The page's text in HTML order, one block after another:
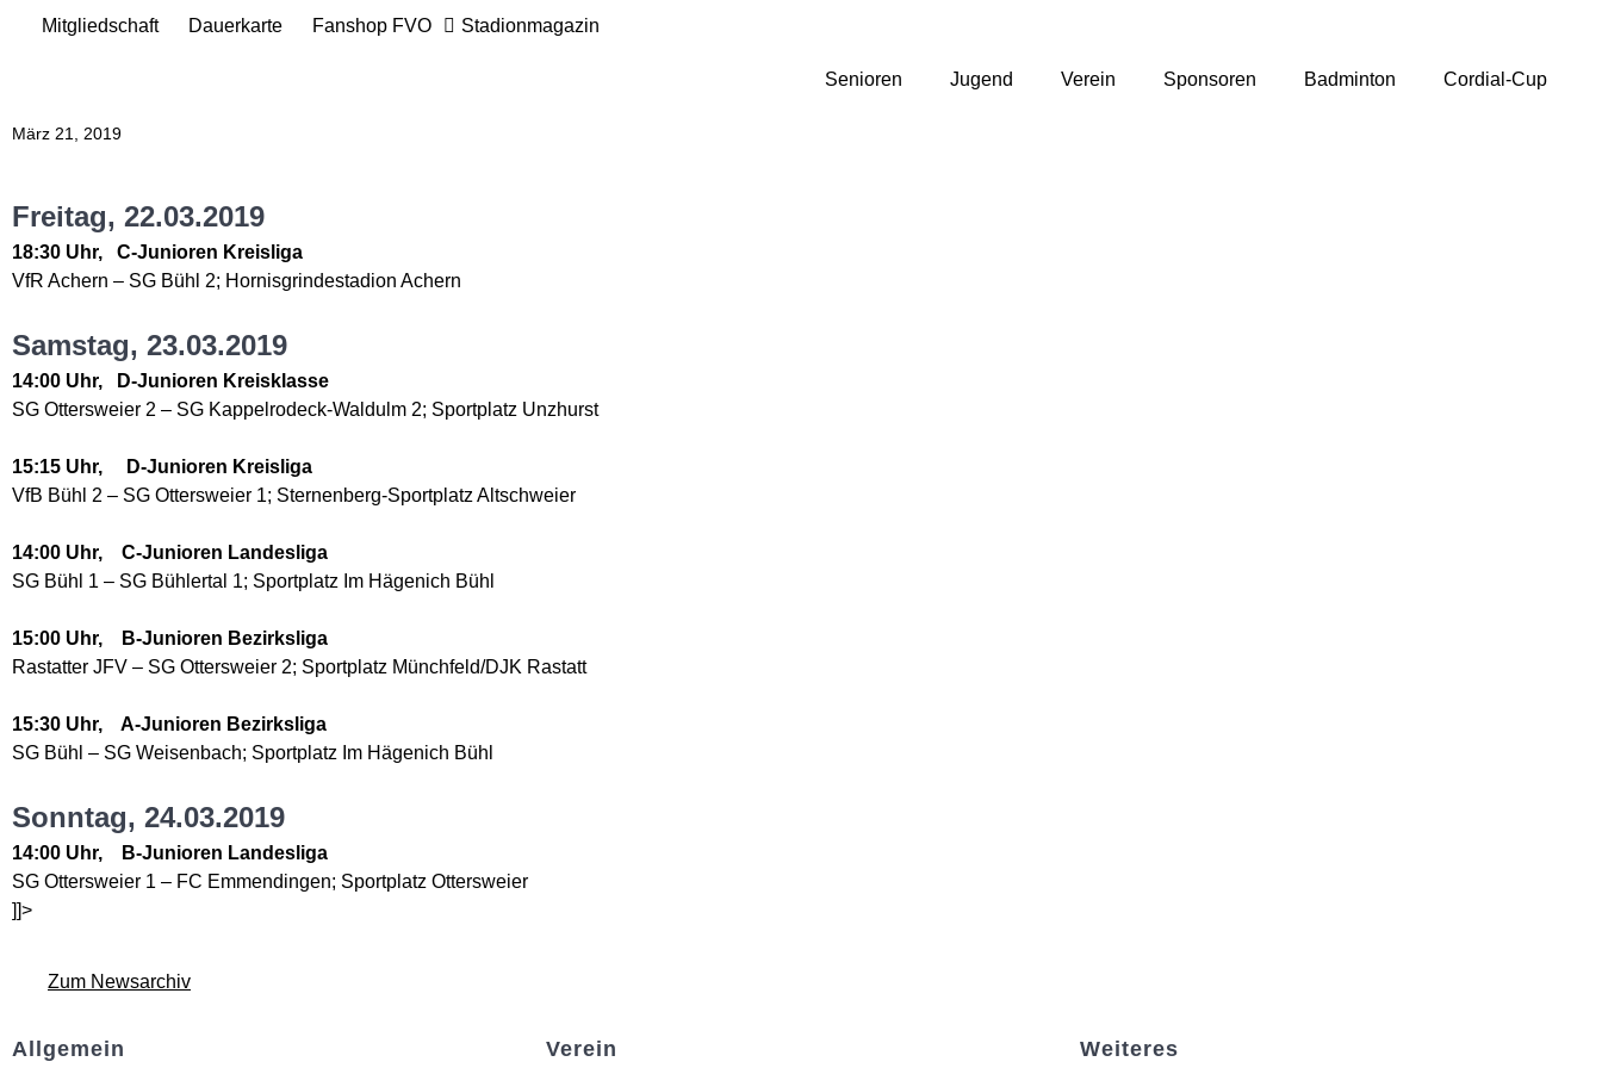
Mitgliedschaft Dauerkarte Fanshop FVO Stadionmagazin
Senioren Jugend Verein Sponsoren Badminton Cordial-Cup
März 21, 2019
Freitag, 22.03.2019
18:30 Uhr, C-Junioren Kreisliga
VfR Achern – SG Bühl 2; Hornisgrindestadion Achern
Samstag, 23.03.2019
14:00 Uhr, D-Junioren Kreisklasse
SG Ottersweier 2 – SG Kappelrodeck-Waldulm 2; Sportplatz Unzhurst
15:15 Uhr, D-Junioren Kreisliga
VfB Bühl 2 – SG Ottersweier 1; Sternenberg-Sportplatz Altschweier
14:00 Uhr, C-Junioren Landesliga
SG Bühl 1 – SG Bühlertal 1; Sportplatz Im Hägenich Bühl
15:00 Uhr, B-Junioren Bezirksliga
Rastatter JFV – SG Ottersweier 2; Sportplatz Münchfeld/DJK Rastatt
15:30 Uhr, A-Junioren Bezirksliga
SG Bühl – SG Weisenbach; Sportplatz Im Hägenich Bühl
Sonntag, 24.03.2019
14:00 Uhr, B-Junioren Landesliga
SG Ottersweier 1 – FC Emmendingen; Sportplatz Ottersweier
]]>
Zum Newsarchiv
Allgemein Verein Weiteres